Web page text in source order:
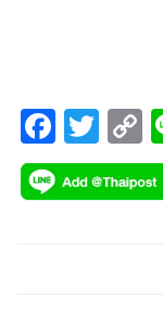
F
ac
e
T
wi
tt
C
o
p